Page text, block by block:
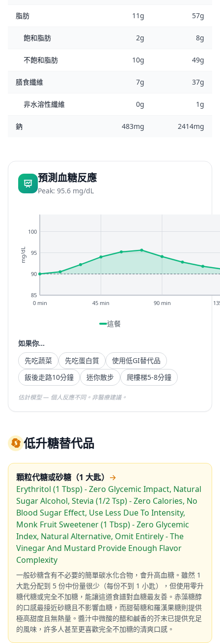
脂肪 11g 57g
飽和脂肪 2g 8g
不飽和脂肪 10g 49g
膳食纖維 7g 37g
非水溶性纖維 0g 1g
鈉 483mg 2414mg
預測血糖反應
Peak: 95.6 mg/dL
85
90
95
100
0 min 45 min 90 min
mg/dL
這餐
如果你...
先吃蔬菜
先吃蛋白質
使用低GI替代品
飯後走路10分鐘
迷你散步 爬樓梯5-8分鐘
估計模型 — 個人反應不同。非醫療建議。
🔄低升糖替代品
顆粒代糖或砂糖（1 大匙） →
Erythritol (1 Tbsp) - Zero Glycemic Impact, Natural
Sugar Alcohol, Stevia (1/2 Tsp) - Zero Calories, No
Blood Sugar Effect, Use Less Due To Intensity,
Monk Fruit Sweetener (1 Tbsp) - Zero Glycemic
Index, Natural Alternative, Omit Entirely - The
Vinegar And Mustard Provide Enough Flavor
Complexity
一般砂糖含有不必要的簡單碳水化合物，會升高血糖。雖然 1
大匙分配到 5 份中份量很少（每份不到 1 小匙），但使用零升
糖代糖或完全不加糖，能讓這道食譜對血糖最友善。赤藻糖醇
的口感最接近砂糖且不影響血糖，而甜菊糖和羅漢果糖則提供
極高甜度且無熱量。醬汁中微酸的醋和鹹香的芥末已提供充足
的風味，許多人甚至更喜歡完全不加糖的清爽口感。